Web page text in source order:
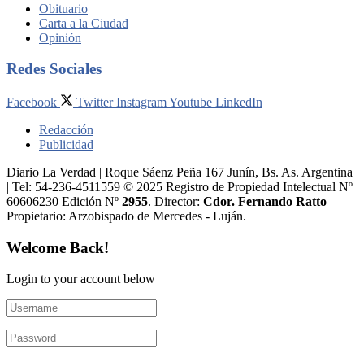
Obituario
Carta a la Ciudad
Opinión
Redes Sociales
Facebook Twitter InstagramYoutube LinkedIn
Redacción
Publicidad
Diario La Verdad | Roque Sáenz Peña 167 Junín, Bs. As. Argentina
| Tel: 54-236-4511559 © 2025 Registro de Propiedad Intelectual Nº
60606230 Edición Nº 2955. Director:​ Cdor. Fernando Ratto |
Propietario:​ Arzobispado de Mercedes - Luján.
Welcome Back!
Login to your account below